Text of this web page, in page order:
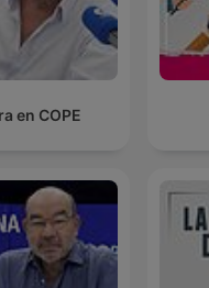
en COPE